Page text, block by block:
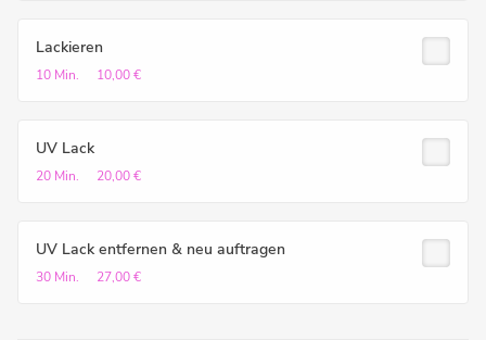
Lackieren
10 Min. 10,00 €
UV Lack
20 Min. 20,00 €
UV Lack entfernen & neu auftragen
30 Min. 27,00 €